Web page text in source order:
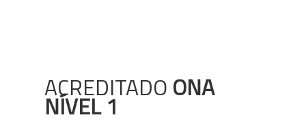
ACREDITADO ONA
NÍVEL 1